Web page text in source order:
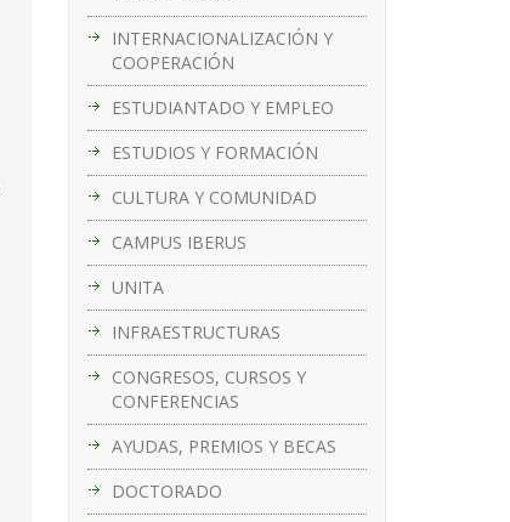
INTERNACIONALIZACIÓN Y
COOPERACIÓN
ESTUDIANTADO Y EMPLEO
ESTUDIOS Y FORMACIÓN
CULTURA Y COMUNIDAD
CAMPUS IBERUS
UNITA
INFRAESTRUCTURAS
CONGRESOS, CURSOS Y
CONFERENCIAS
AYUDAS, PREMIOS Y BECAS
DOCTORADO